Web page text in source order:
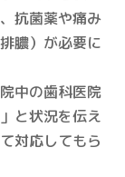
抗菌薬や痛み
膿）が必要に
中の歯科医院
と状況を伝え
対応してもら